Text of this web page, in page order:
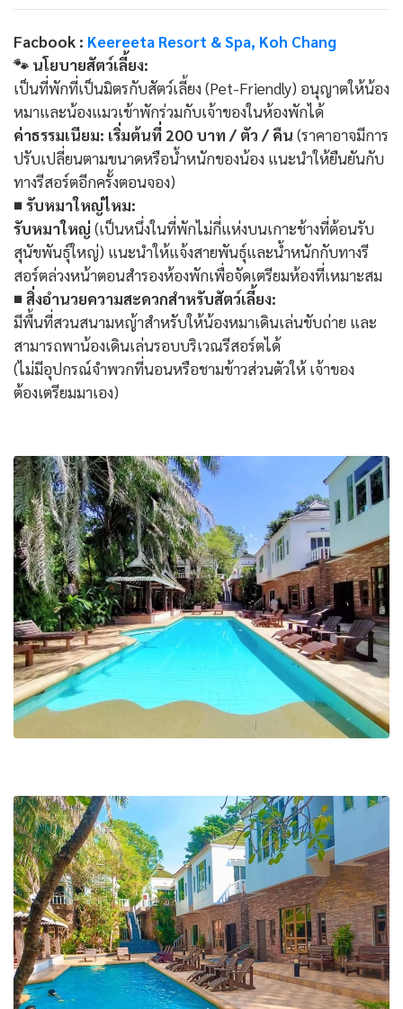
Facbook : Keereeta Resort & Spa, Koh Chang
🐾 นโยบายสัตว์เลี้ยง:
เป็นที่พักที่เป็นมิตรกับสัตว์เลี้ยง (Pet-Friendly) อนุญาตให้น้อง
หมาและน้องแมวเข้าพักร่วมกับเจ้าของในห้องพักได้
ค่าธรรมเนียม: เริ่มต้นที่ 200 บาท / ตัว / คืน (ราคาอาจมีการ
ปรับเปลี่ยนตามขนาดหรือน้ำหนักของน้อง แนะนำให้ยืนยันกับ
ทางรีสอร์ตอีกครั้งตอนจอง)
■ รับหมาใหญ่ไหม:
รับหมาใหญ่(เป็นหนึ่งในที่พักไม่กี่แห่งบนเกาะช้างที่ต้อนรับ
สุนัขพันธุ์ใหญ่) แนะนำให้แจ้งสายพันธุ์และน้ำหนักกับทางรี
สอร์ตล่วงหน้าตอนสำรองห้องพักเพื่อจัดเตรียมห้องที่เหมาะสม
■ สิ่งอำนวยความสะดวกสำหรับสัตว์เลี้ยง:
มีพื้นที่สวนสนามหญ้าสำหรับให้น้องหมาเดินเล่นขับถ่าย และ
สามารถพาน้องเดินเล่นรอบบริเวณรีสอร์ตได้
(ไม่มีอุปกรณ์จำพวกที่นอนหรือชามข้าวส่วนตัวให้ เจ้าของ
ต้องเตรียมมาเอง)